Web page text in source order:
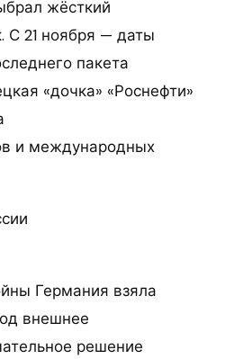
жёсткий
С 21 ноября — даты
пакета
«дочка» «Роснефти»
и международных
Германия взяла
внешнее
решение